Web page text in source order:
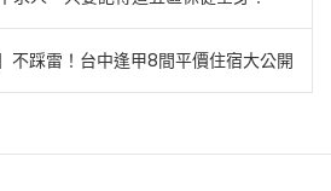
不踩雷！台中逢甲8間平價住宿大公開